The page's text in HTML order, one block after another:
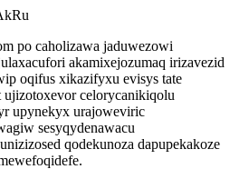
po caholizawa jaduwezowi
akamixejozumaq irizavezid
oqifus xikazifyxu evisys tate
ujizotoxevor celorycanikiqolu
upynekyx urajoweviric
sesyqydenawacu
qodekunoza dapupekakoze